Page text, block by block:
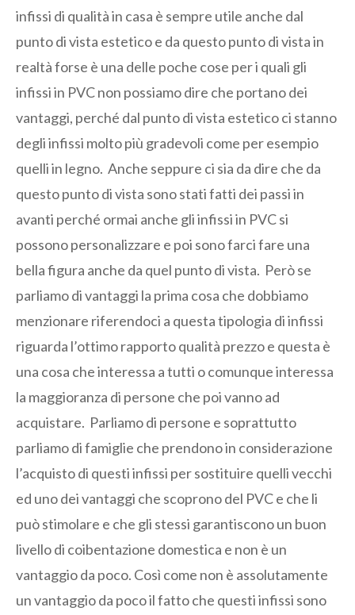
infissi di qualità in casa è sempre utile anche dal
punto di vista estetico e da questo punto di vista in
realtà forse è una delle poche cose per i quali gli
infissi in PVC non possiamo dire che portano dei
vantaggi, perché dal punto di vista estetico ci stanno
degli infissi molto più gradevoli come per esempio
quelli in legno. Anche seppure ci sia da dire che da
questo punto di vista sono stati fatti dei passi in
avanti perché ormai anche gli infissi in PVC si
possono personalizzare e poi sono farci fare una
bella figura anche da quel punto di vista. Però se
parliamo di vantaggi la prima cosa che dobbiamo
menzionare riferendoci a questa tipologia di infissi
riguarda l’ottimo rapporto qualità prezzo e questa è
una cosa che interessa a tutti o comunque interessa
la maggioranza di persone che poi vanno ad
acquistare. Parliamo di persone e soprattutto
parliamo di famiglie che prendono in considerazione
l’acquisto di questi infissi per sostituire quelli vecchi
ed uno dei vantaggi che scoprono del PVC e che li
può stimolare e che gli stessi garantiscono un buon
livello di coibentazione domestica e non è un
vantaggio da poco. Così come non è assolutamente
un vantaggio da poco il fatto che questi infissi sono